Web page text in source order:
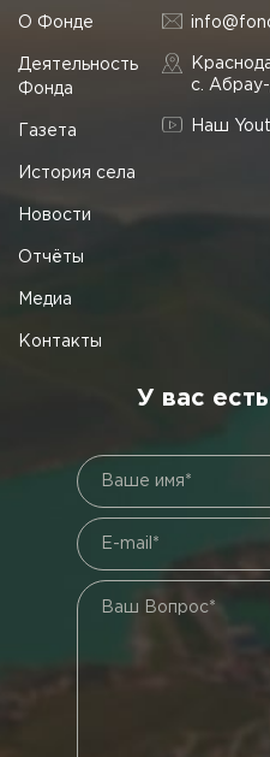
О Фонде
Деятельность
Фонда
Газета
История села
Новости
Отчёты
Медиа
Контакты
с.
Наш
У вас
Ваше имя*
E-mail*
Ваш Вопрос*